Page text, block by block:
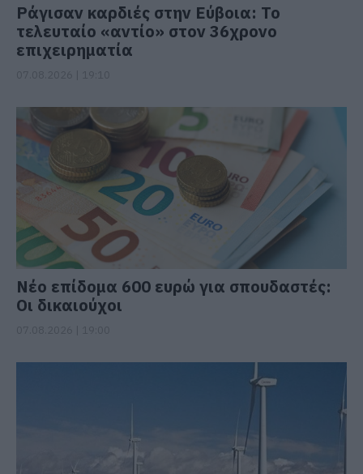
Ράγισαν καρδιές στην Εύβοια: Το
τελευταίο «αντίο» στον 36χρονο
επιχειρηματία
Νέο επίδομα 600 ευρώ για σπουδαστές:
Οι δικαιούχοι